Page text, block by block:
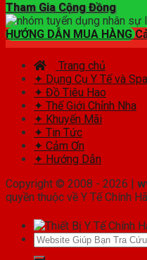
Tham Gia Cộng Đồng
HƯỚNG DẪN MUA HÀNG
Trang chủ
✦ Dụng Cụ Y Tế và Spa
✦ Đồ Tiêu Hao
✦ Thế Giới Chỉnh Nha
✦ Khuyến Mãi
✦ Tin Tức
✦ Cảm Ơn
✦ Hướng Dẫn
Copyright © 2008 - 2026 |
quyền thuộc về Y Tế Chính
Tìm